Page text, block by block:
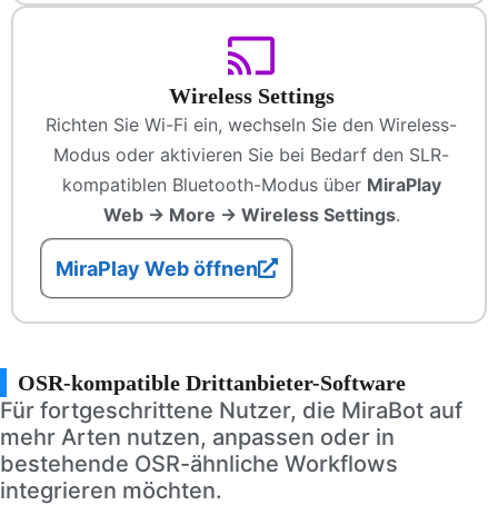
Wireless Settings
Richten Sie Wi-Fi ein, wechseln Sie den Wireless-
Modus oder aktivieren Sie bei Bedarf den SLR-
kompatiblen Bluetooth-Modus über MiraPlay
Web → More → Wireless Settings.
MiraPlay Web öffnen
OSR-kompatible Drittanbieter-Software
Für fortgeschrittene Nutzer, die MiraBot auf
mehr Arten nutzen, anpassen oder in
bestehende OSR-ähnliche Workflows
integrieren möchten.